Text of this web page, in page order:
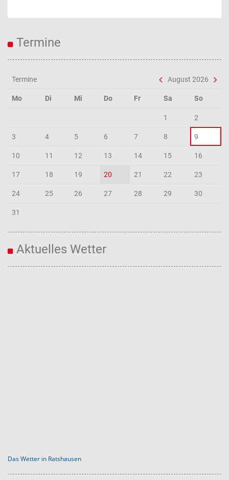
Termine
Termine August 2026
Mo Di Mi Do Fr Sa So
1 2
3 4 5 6 7 8 9
10 11 12 13 14 15 16
17 18 19 20 21 22 23
24 25 26 27 28 29 30
31
Aktuelles Wetter
Das Wetter in Ratshausen